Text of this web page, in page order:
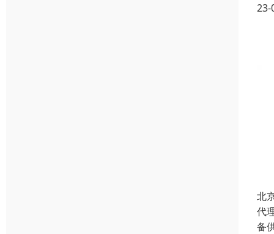
23-
北
代
备